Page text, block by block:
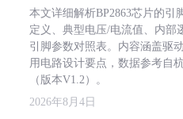
本文详细解析BP2863芯片的引
定义、典型电压/电流值、内部
引脚参数对照表。内容涵盖驱
用电路设计要点，数据参考自
（版本V1.2）。
2026年8月4日